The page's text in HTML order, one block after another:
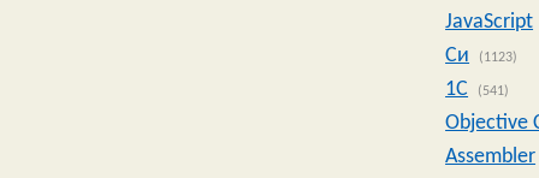
JavaScript
Си
(1123)
1C (541)
Objective
Assembler